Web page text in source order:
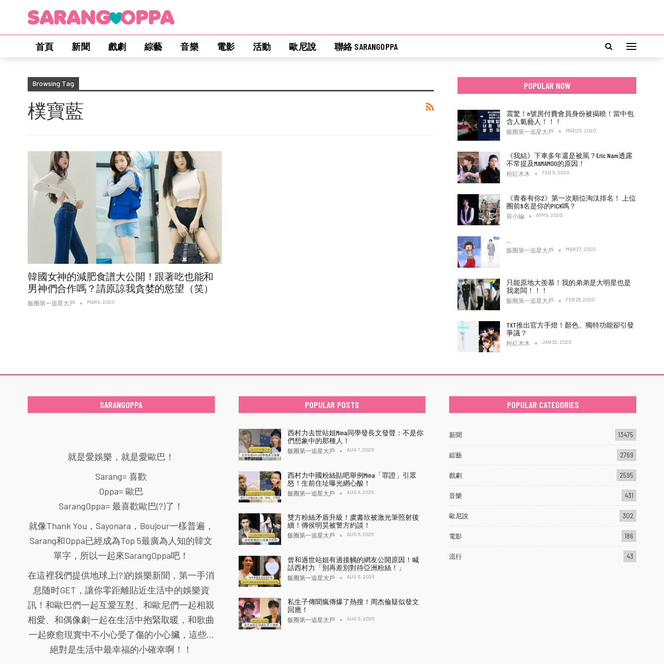
首頁 新聞 戲劇 綜藝 音樂 電影 活動 歐尼說 聯絡 SARANGOPPA
Browsing Tag
樸寶藍
韓國女神的減肥食譜大公開！跟著吃也能和
男神們合作嗎？請原諒我貪婪的慾望（笑）
飯圈第一追星大戶 MAR 9, 2020
POPULAR NOW
震驚！n號房付費會員身份被揭曉！當中包
含人氣藝人！！！
飯圈第一追星大戶 MAR 25, 2020
《我結》下車多年還是被罵？Eric Nam透露
不常提及MAMAMOO的原因！
粉紅木木 FEB 5, 2020
《青春有你2》第一次順位淘汰排名！ 上位
圈前9名是你的PICK嗎？
容小編 APR 9, 2020
飯圈第一追星大戶 MAR 27, 2020
只能原地大羨慕！我的弟弟是大明星也是
我老闆！！！
飯圈第一追星大戶 FEB 28, 2020
TXT推出官方手燈！顏色、獨特功能卻引發
爭議？
粉紅木木 JAN 22, 2020
SARANGOPPA
就是愛娛樂，就是愛歐巴！
Sarang= 喜歡
Oppa= 歐巴
SarangOppa= 最喜歡歐巴(?)了！
就像Thank You，Sayonara，Boujour一樣普遍，
Sarang和Oppa已經成為Top 5最廣為人知的韓文
單字，所以一起來SarangOppa吧！
在這裡我們提供地球上(?)的娛樂新聞，第一手消
息随时GET，讓你零距離貼近生活中的娛樂資
訊！和歐巴們一起互愛互懟、和歐尼們一起相親
相愛、和偶像劇一起在生活中抱緊取暖，和歌曲
一起療愈現實中不小心受了傷的小心臟，這些...
絕對是生活中最幸福的小確幸啊！！
POPULAR POSTS
西村力去世站姐Mina同學發長文發聲：不是你
們想象中的那種人！
飯圈第一追星大戶 AUG 7, 2026
西村力中國粉絲貼吧舉例Mina「罪證」引眾
怒！生前住址曝光網心酸！
飯圈第一追星大戶 AUG 6, 2026
雙方粉絲矛盾升級！虞書欣被激光筆照射後
續！傳侯明昊被警方約談！
飯圈第一追星大戶 AUG 6, 2026
曾和過世站姐有過接觸的網友公開原因！喊
話西村力「別再差別對待亞洲粉絲！」
飯圈第一追星大戶 AUG 5, 2026
私生子傳聞瘋傳爆了熱搜！周杰倫疑似發文
回應！
飯圈第一追星大戶 AUG 5, 2026
POPULAR CATEGORIES
新聞 13475
綜藝 2769
戲劇 2595
音樂 431
歐尼說 302
電影 186
流行 43